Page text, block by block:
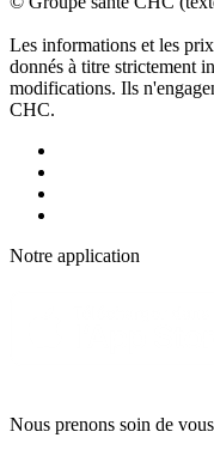
Les informations et les
donnés à titre strictement
modifications. Ils
CHC.
Notre application
Nous prenons soin de